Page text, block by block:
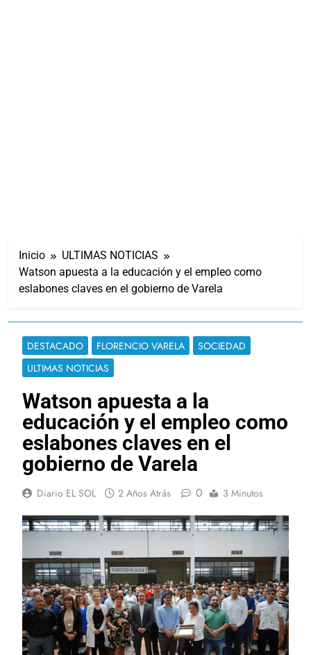
Inicio
ULTIMAS NOTICIAS
Watson apuesta a la educación y el empleo como
eslabones claves en el gobierno de Varela
DESTACADO FLORENCIO VARELA
SOCIEDAD
ULTIMAS NOTICIAS
Watson apuesta a la
educación y el empleo como
eslabones claves en el
gobierno de Varela
Diario EL SOL 2 Años Atrás 0 3 Minutos